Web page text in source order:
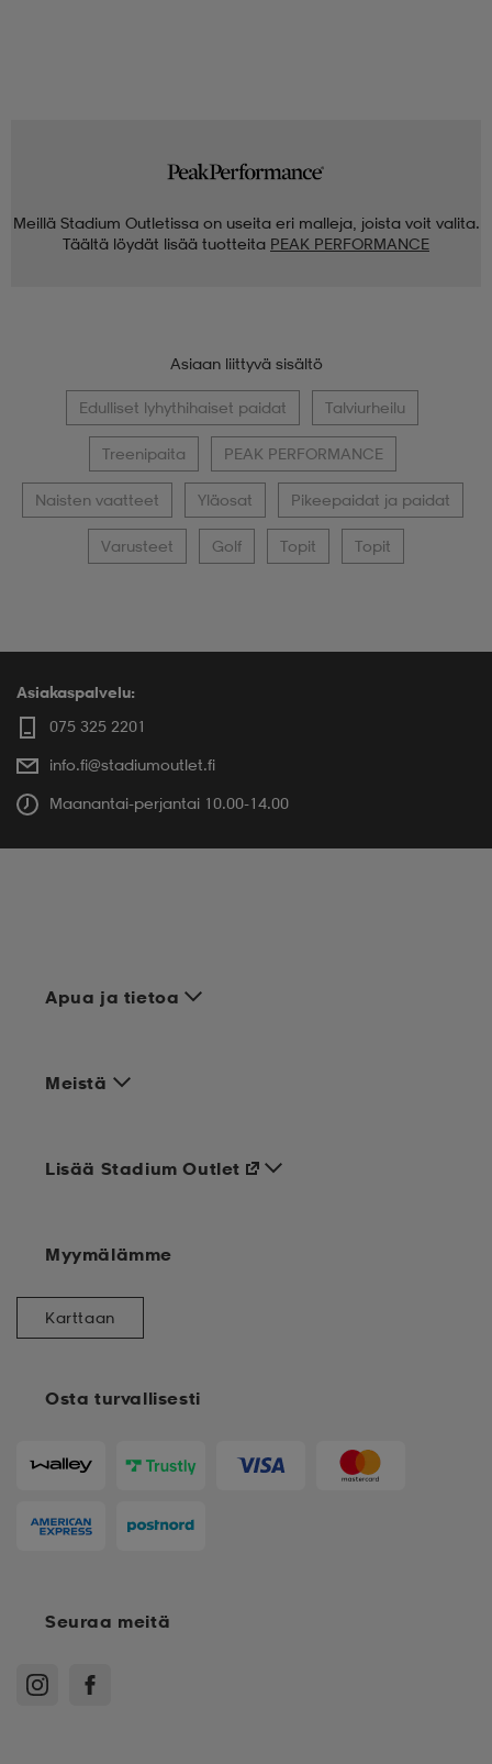
Meillä Stadium Outletissa on useita eri malleja, joista voit valita.
Täältä löydät lisää tuotteita PEAK PERFORMANCE
Asiaan liittyvä sisältö
Edulliset lyhythihaiset paidat Talviurheilu
Treenipaita PEAK PERFORMANCE
Naisten vaatteet Yläosat Pikeepaidat ja paidat
Varusteet Golf Topit Topit
Asiakaspalvelu:
075 325 2201
info.fi@stadiumoutlet.fi
Maanantai-perjantai 10.00-14.00
Apua ja tietoa
Meistä
Osta turvallisesti
Lisää Stadium Outlet
Myymälämme
Karttaan
Seuraa meitä